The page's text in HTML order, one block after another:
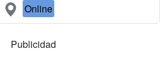
Online
Publicidad